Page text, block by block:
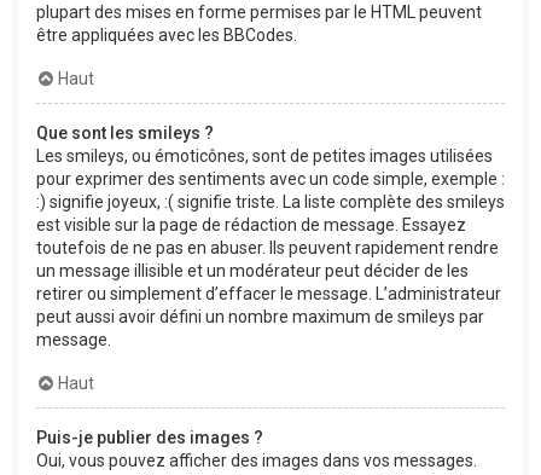
plupart des mises en forme permises par le HTML peuvent
être appliquées avec les BBCodes.
Haut
Que sont les smileys ?
Les smileys, ou émoticônes, sont de petites images utilisées
pour exprimer des sentiments avec un code simple, exemple :
:) signifie joyeux, :( signifie triste. La liste complète des smileys
est visible sur la page de rédaction de message. Essayez
toutefois de ne pas en abuser. Ils peuvent rapidement rendre
un message illisible et un modérateur peut décider de les
retirer ou simplement d’effacer le message. L’administrateur
peut aussi avoir défini un nombre maximum de smileys par
message.
Haut
Puis-je publier des images ?
Oui, vous pouvez afficher des images dans vos messages.